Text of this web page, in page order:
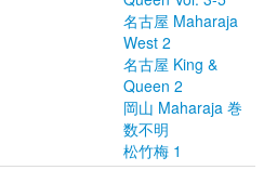
名古屋 Maharaja
West 2
名古屋 King &
Queen 2
岡山 Maharaja 巻
数不明
松竹梅 1